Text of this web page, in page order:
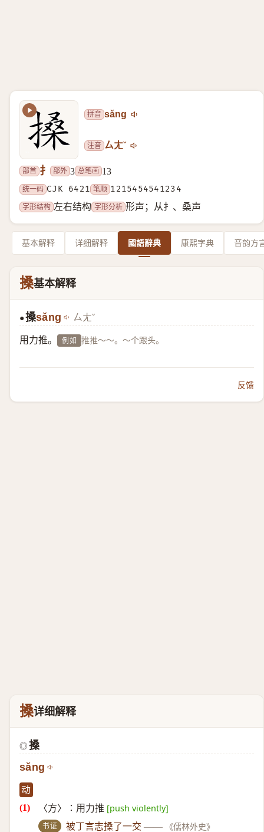
拼音 sǎng
注音 ㄙㄤˇ
部首 扌 部外 3 总笔画 13
统一码 CJK 6421 笔顺 1215454541234
字形结构 左右结构 字形分析 形声；从扌、桑声
基本解释 详细解释 國語辭典 康熙字典 音韵方
搡基本解释
●搡sǎng ㄙㄤˇ
用力推。 例如 推推～～。～个跟头。
反馈
搡详细解释
◎ 搡
sǎng
动
〈方〉∶用力推 [push violently]
书证 被丁言志搡了一交 —— 《儒林外史》